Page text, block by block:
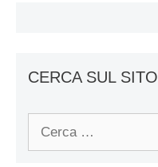
CERCA SUL SITO